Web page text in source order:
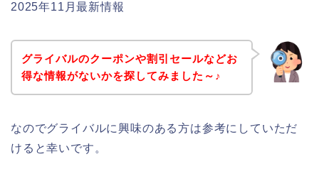
2025年11月最新情報
グライバルのクーポンや割引セールなどお
得な情報がないかを探してみました～♪
なのでグライバルに興味のある方は参考にしていただ
けると幸いです。